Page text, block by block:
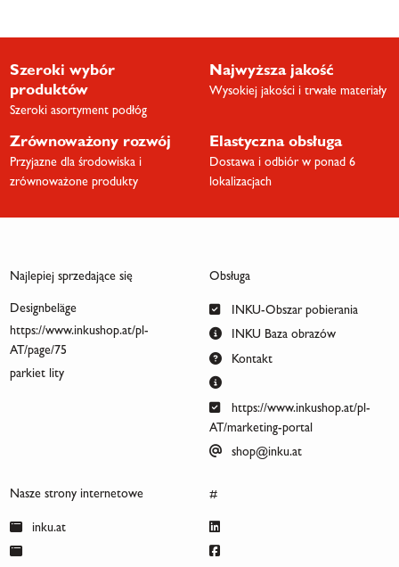
Szeroki wybór
produktów
Szeroki asortyment podłóg
Najwyższa jakość
Wysokiej jakości i trwałe materiały
Zrównoważony rozwój
Przyjazne dla środowiska i
zrównoważone produkty
Elastyczna obsługa
Dostawa i odbiór w ponad 6
lokalizacjach
Najlepiej sprzedające się
Designbeläge
https://www.inkushop.at/pl-
AT/page/75
parkiet lity
Obsługa
INKU-Obszar pobierania
INKU Baza obrazów
Kontakt
https://www.inkushop.at/pl-
AT/marketing-portal
shop@inku.at
Nasze strony internetowe
inku.at
#